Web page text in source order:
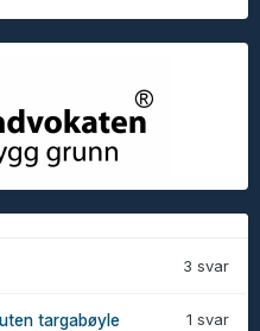
3 svar
1 svar
targabøyle